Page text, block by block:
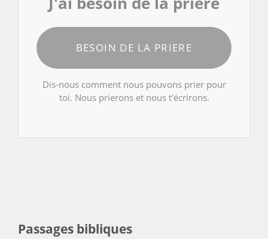
BESOIN DE LA PRIERE
Dis-nous comment nous pouvons prier pour
toi. Nous prierons et nous t'écrirons.
Passages bibliques